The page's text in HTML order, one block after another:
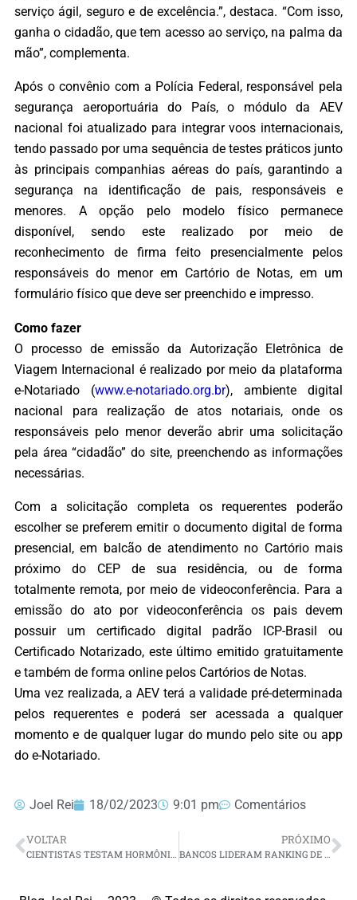
serviço ágil, seguro e de excelência.”, destaca. “Com isso,
ganha o cidadão, que tem acesso ao serviço, na palma da
mão”, complementa.
Após o convênio com a Polícia Federal, responsável pela
segurança aeroportuária do País, o módulo da AEV
nacional foi atualizado para integrar voos internacionais,
tendo passado por uma sequência de testes práticos junto
às principais companhias aéreas do país, garantindo a
segurança na identificação de pais, responsáveis e
menores. A opção pelo modelo físico permanece
disponível, sendo este realizado por meio de
reconhecimento de firma feito presencialmente pelos
responsáveis do menor em Cartório de Notas, em um
formulário físico que deve ser preenchido e impresso.
Como fazer
O processo de emissão da Autorização Eletrônica de
Viagem Internacional é realizado por meio da plataforma
e-Notariado (www.e-notariado.org.br), ambiente digital
nacional para realização de atos notariais, onde os
responsáveis pelo menor deverão abrir uma solicitação
pela área “cidadão” do site, preenchendo as informações
necessárias.
Com a solicitação completa os requerentes poderão
escolher se preferem emitir o documento digital de forma
presencial, em balcão de atendimento no Cartório mais
próximo do CEP de sua residência, ou de forma
totalmente remota, por meio de videoconferência. Para a
emissão do ato por videoconferência os pais devem
possuir um certificado digital padrão ICP-Brasil ou
Certificado Notarizado, este último emitido gratuitamente
e também de forma online pelos Cartórios de Notas.
Uma vez realizada, a AEV terá a validade pré-determinada
pelos requerentes e poderá ser acessada a qualquer
momento e de qualquer lugar do mundo pelo site ou app
do e-Notariado.
Joel Rei 18/02/2023 9:01 pm Comentários
VOLTAR
CIENTISTAS TESTAM HORMÔNIO NATURAL QUE DEVOLVE LIBIDO A PESSOAS SEM DESEJO SEXUAL
PRÓXIMO
BANCOS LIDERAM RANKING DE RECLAMAÇÕES DE CONSUMIDORES NO RN